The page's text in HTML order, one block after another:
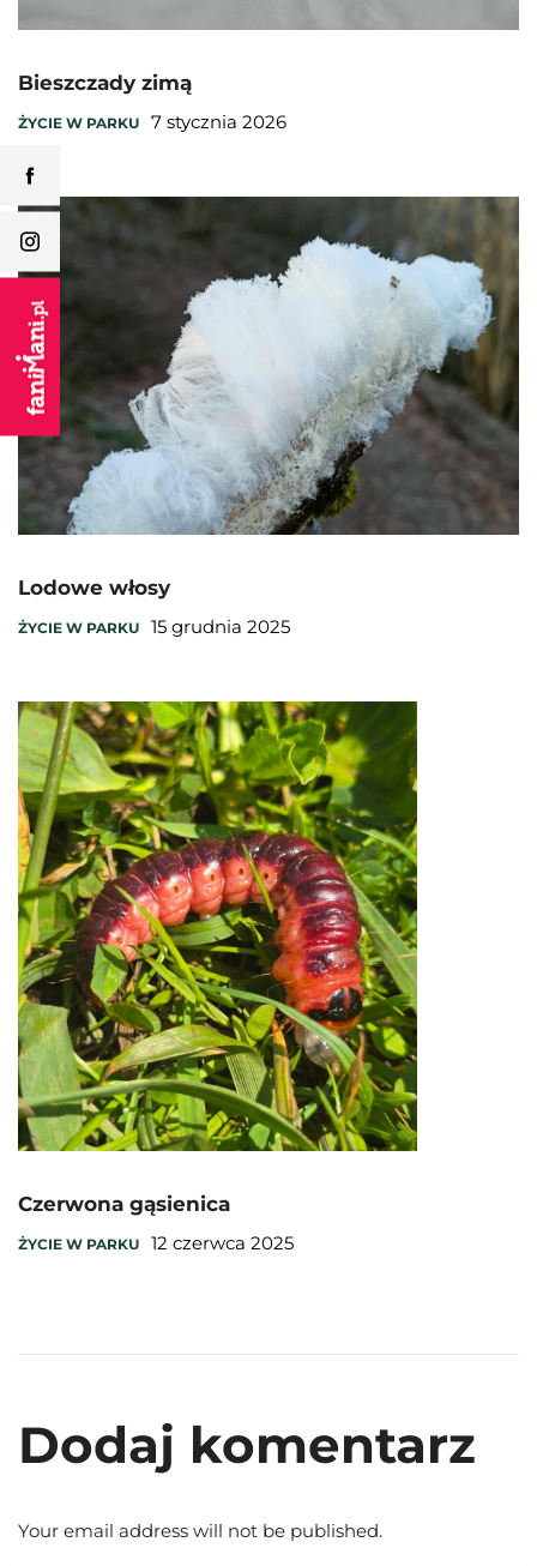
Bieszczady zimą
ŻYCIE W PARKU 7 stycznia 2026
Lodowe włosy
ŻYCIE W PARKU 15 grudnia 2025
Czerwona gąsienica
ŻYCIE W PARKU 12 czerwca 2025
Dodaj komentarz
Your email address will not be published.